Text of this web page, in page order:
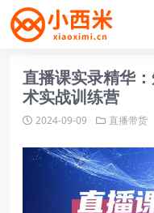
直播课实录精华
术实战训练营
2024-09-09 直播带货